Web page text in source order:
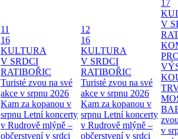
11
16
KULTURA
V SRDCI
RATIBOŘIC
Turisté zvou na své
akce v srpnu 2026
Kam za kopanou v
srpnu Letní koncerty
v Rudrově mlýně –
občerstvení v srdci
12
16
KULTURA
V SRDCI
RATIBOŘIC
Turisté zvou na své
akce v srpnu 2026
Kam za kopanou v
srpnu Letní koncerty
v Rudrově mlýně –
občerstvení v srdci
17
V
v